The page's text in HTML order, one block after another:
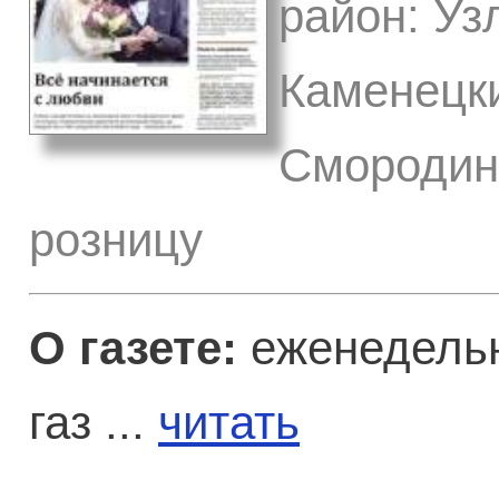
район:
розницу
О газете:
газ ... читать